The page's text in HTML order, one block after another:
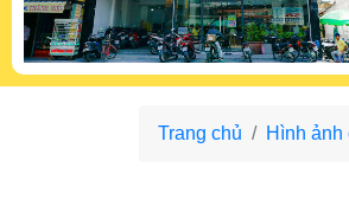
Trang chủ Hình ảnh